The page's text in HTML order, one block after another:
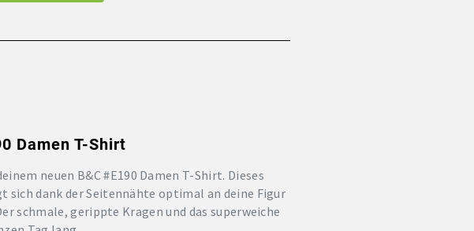
Damen T-Shirt
neuen B&C #E190 Damen T-Shirt. Dieses
dank der Seitennähte optimal an deine Figur
schmale, gerippte Kragen und das superweiche